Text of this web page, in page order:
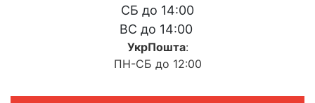
СБ до 14:00
ВС до 14:00
УкрПошта:
ПН-СБ до 12:00